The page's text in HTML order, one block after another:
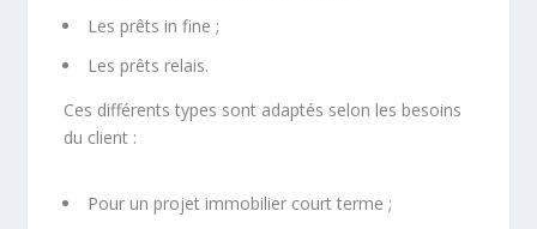
Les prêts in fine ;
Les prêts relais.
Ces différents types sont adaptés selon les besoins
du client :
Pour un projet immobilier court terme ;